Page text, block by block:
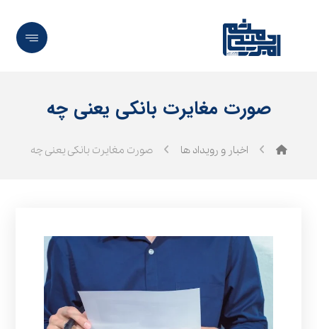
صورت مغایرت بانکی یعنی چه
اخبار و رویداد ها صورت مغایرت بانکی یعنی چه